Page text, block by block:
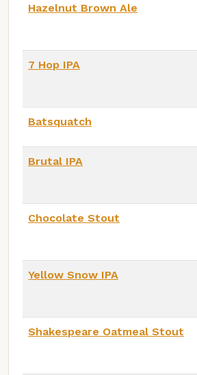
Hazelnut Brown Ale
7 Hop IPA
Batsquatch
Brutal IPA
Chocolate Stout
Yellow Snow IPA
Shakespeare Oatmeal Stout